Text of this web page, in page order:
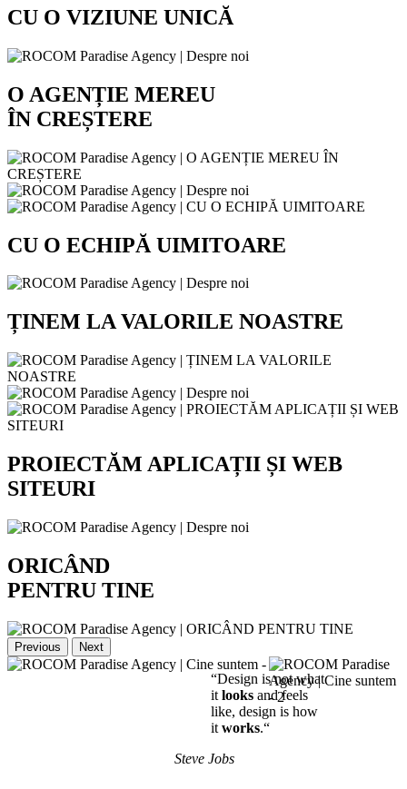
CU O VIZIUNE UNICĂ
O AGENȚIE MEREU
ÎN CREȘTERE
CU O ECHIPĂ UIMITOARE
ȚINEM LA VALORILE NOASTRE
PROIECTĂM APLICAȚII ȘI WEB
SITEURI
ORICÂND
PENTRU TINE
Previous Next
“Design is not what
it looksand feels
like, design is how
it works.“
Steve Jobs